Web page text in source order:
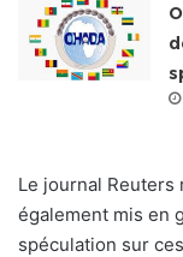
Le journal Reuters
également mis en
spéculation sur